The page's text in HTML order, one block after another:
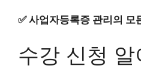
✅사업자등록증 관리의 모
수강 신청 알